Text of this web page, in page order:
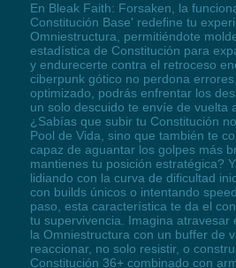
En Bleak Faith: Forsaken, la
Constitución Base' redefine tu
Omniestructura, permitiéndote
estadística de Constitución para
y endurecerte contra el retroceso
ciberpunk gótico no perdona
optimizado, podrás enfrentar los
un solo descuido te envíe de vuelta
¿Sabías que subir tu Constitución
Pool de Vida, sino que también te
capaz de aguantar los golpes más
mantienes tu posición estratégica?
lidiando con la curva de dificultad
con builds únicos o intentando
paso, esta característica te da el
tu supervivencia. Imagina atravesar
la Omniestructura con un buffer de
reaccionar, no solo resistir, o
Constitución 36+ combinado con